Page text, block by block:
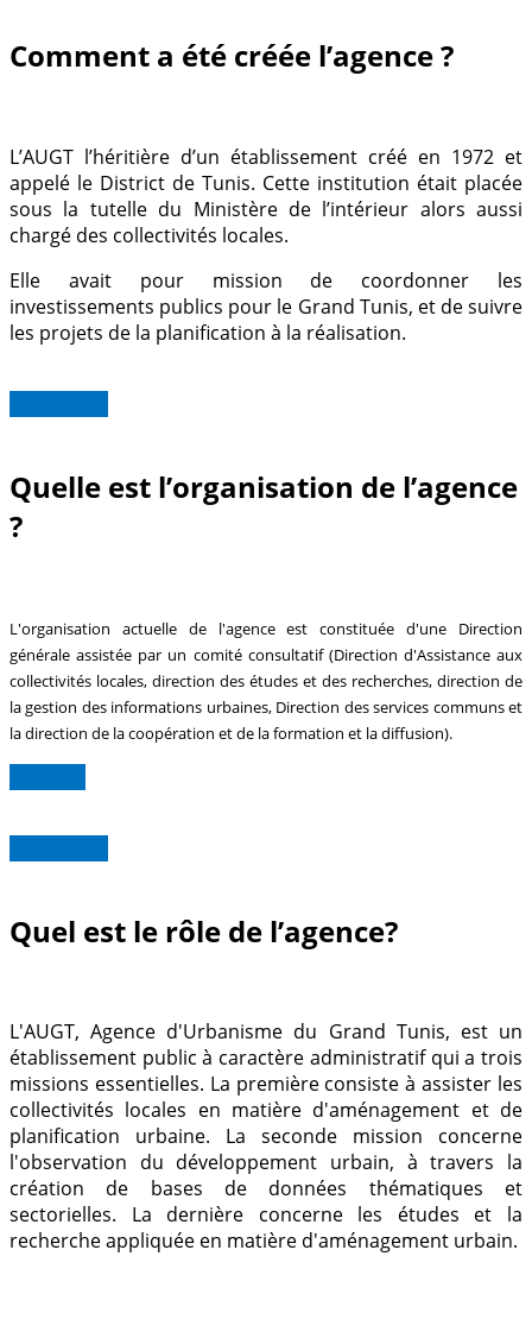
Comment a été créée l’agence ?
L’AUGT l’héritière d’un établissement créé en 1972 et
appelé le District de Tunis. Cette institution était placée
sous la tutelle du Ministère de l’intérieur alors aussi
chargé des collectivités locales.
Elle avait pour mission de coordonner les
investissements publics pour le Grand Tunis, et de suivre
les projets de la planification à la réalisation.
Quelle est l’organisation de l’agence
?
L'organisation actuelle de l'agence est constituée d'une Direction
générale assistée par un comité consultatif (Direction d'Assistance aux
collectivités locales, direction des études et des recherches, direction de
la gestion des informations urbaines, Direction des services communs et
la direction de la coopération et de la formation et la diffusion).
Quel est le rôle de l’agence?
L'AUGT, Agence d'Urbanisme du Grand Tunis, est un
établissement public à caractère administratif qui a trois
missions essentielles. La première consiste à assister les
collectivités locales en matière d'aménagement et de
planification urbaine. La seconde mission concerne
l'observation du développement urbain, à travers la
création de bases de données thématiques et
sectorielles. La dernière concerne les études et la
recherche appliquée en matière d'aménagement urbain.